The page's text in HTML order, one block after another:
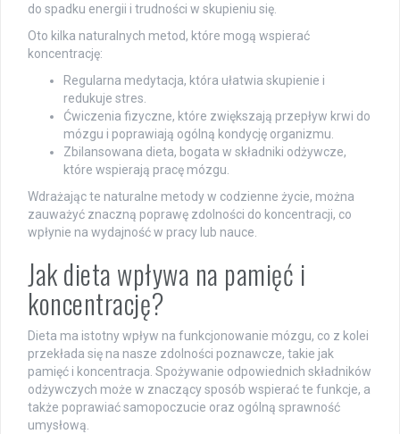
do spadku energii i trudności w skupieniu się.
Oto kilka naturalnych metod, które mogą wspierać
koncentrację:
Regularna medytacja, która ułatwia skupienie i
redukuje stres.
Ćwiczenia fizyczne, które zwiększają przepływ krwi do
mózgu i poprawiają ogólną kondycję organizmu.
Zbilansowana dieta, bogata w składniki odżywcze,
które wspierają pracę mózgu.
Wdrażając te naturalne metody w codzienne życie, można
zauważyć znaczną poprawę zdolności do koncentracji, co
wpłynie na wydajność w pracy lub nauce.
Jak dieta wpływa na pamięć i
koncentrację?
Dieta ma istotny wpływ na funkcjonowanie mózgu, co z kolei
przekłada się na nasze zdolności poznawcze, takie jak
pamięć i koncentracja. Spożywanie odpowiednich składników
odżywczych może w znaczący sposób wspierać te funkcje, a
także poprawiać samopoczucie oraz ogólną sprawność
umysłową.